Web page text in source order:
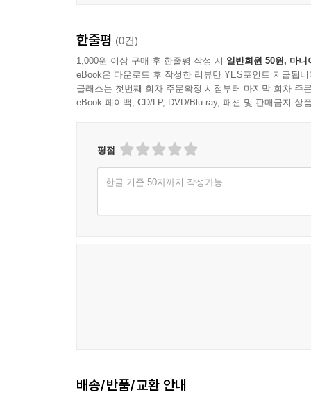
창조해내고 있는 삶이 어떤지 다시 한 번 따져보아
만약 자기 자신에게 “난 그걸 할 수 없어.” 하고 말
반대로 지금 원하는 것은 가능한 일이며 결국
성공은 에너지다.
명성도, 사랑과 실패도, 병에 걸리는 이유도 다 생
한줄평 (0건)
1,000원 이상 구매 후 한줄평 작성 시 일반회원 50원, 마니
eBook은 다운로드 후 작성한 리뷰만 YES포인트 지급됩니
클래스는 첫번째 회차 주문확정 시점부터 마지막 회차 주
eBook 페이백, CD/LP, DVD/Blu-ray, 패션 및 판매금지 상
평점
한글 기준 50자까지 작성가능
배송/반품/교환 안내